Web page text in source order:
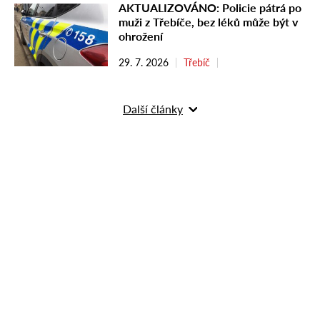
AKTUALIZOVÁNO: Policie pátrá po
muži z Třebíče, bez léků může být v
ohrožení
29. 7. 2026 Třebíč
Další články